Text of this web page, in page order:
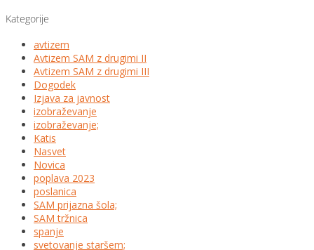
Kategorije
avtizem
Avtizem SAM z drugimi II
Avtizem SAM z drugimi III
Dogodek
Izjava za javnost
izobraževanje
izobraževanje;
Katis
Nasvet
Novica
poplava 2023
poslanica
SAM prijazna šola;
SAM tržnica
spanje
svetovanje staršem;